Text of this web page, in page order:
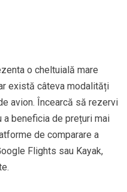
o cheltuială mare
există câteva modalități
avion. Încearcă să rezervi
a beneficia de prețuri mai
de comparare a
Flights sau Kayak,